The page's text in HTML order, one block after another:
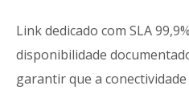
Link dedicado com SLA
disponibilidade
garantir que a